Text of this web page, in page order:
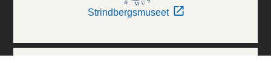
Strindbergsmuseet